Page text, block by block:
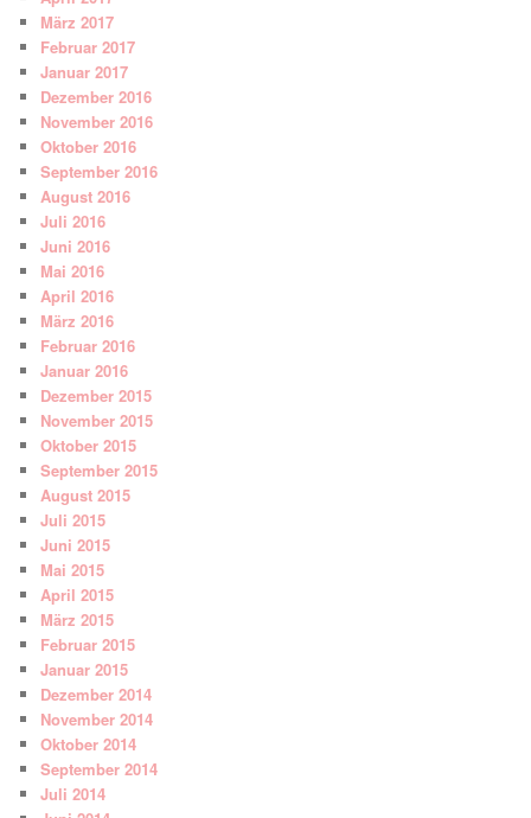
März 2017
Februar 2017
Januar 2017
Dezember 2016
November 2016
Oktober 2016
September 2016
August 2016
Juli 2016
Juni 2016
Mai 2016
April 2016
März 2016
Februar 2016
Januar 2016
Dezember 2015
November 2015
Oktober 2015
September 2015
August 2015
Juli 2015
Juni 2015
Mai 2015
April 2015
März 2015
Februar 2015
Januar 2015
Dezember 2014
November 2014
Oktober 2014
September 2014
Juli 2014